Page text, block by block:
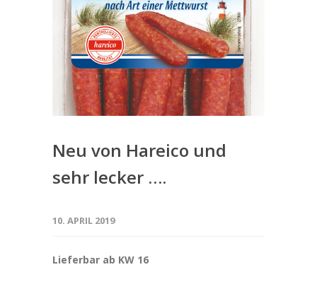
Neu von Hareico und
sehr lecker ….
10. APRIL 2019
Lieferbar ab KW 16